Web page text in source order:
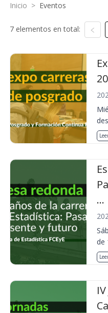
Inicio > Eventos
7 elementos en total:
...
de